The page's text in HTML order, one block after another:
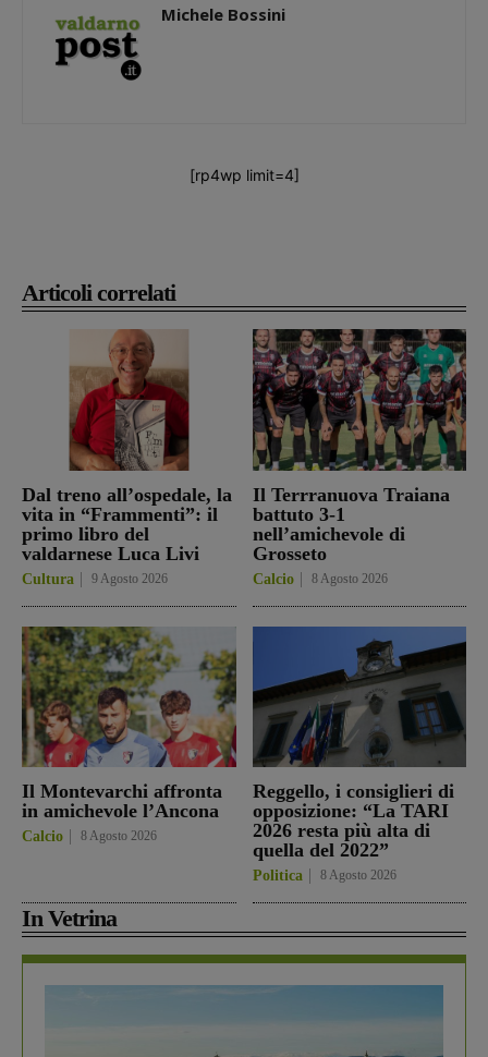
Articoli correlati
Dal treno all’ospedale, la
vita in “Frammenti”: il
primo libro del
valdarnese Luca Livi
Cultura 9 Agosto 2026
Il Terrranuova Traiana
battuto 3-1
nell’amichevole di
Grosseto
Calcio 8 Agosto 2026
Il Montevarchi affronta
in amichevole l’Ancona
Calcio 8 Agosto 2026
Reggello, i consiglieri di
opposizione: “La TARI
2026 resta più alta di
quella del 2022”
Politica 8 Agosto 2026
In Vetrina
Michele Bossini
[rp4wp limit=4]